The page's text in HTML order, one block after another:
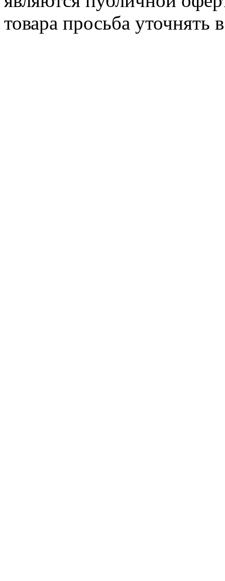
товара просьба уточнять